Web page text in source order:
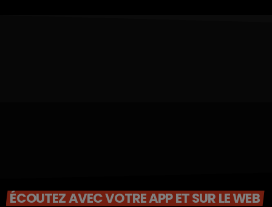
ÉCOUTEZ AVEC VOTRE APP ET SUR LE WEB